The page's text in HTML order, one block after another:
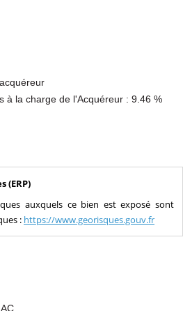
à la charge de l'Acquéreur : 9.46 %
(ERP)
auxquels ce bien est exposé sont
: https://www.georisques.gouv.fr